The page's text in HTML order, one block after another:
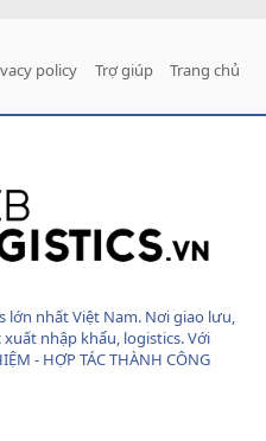
policy Trợ giúp Trang chủ
lớn nhất Việt Nam. Nơi giao lưu,
nhập khẩu, logistics. Với
- HỢP TÁC THÀNH CÔNG